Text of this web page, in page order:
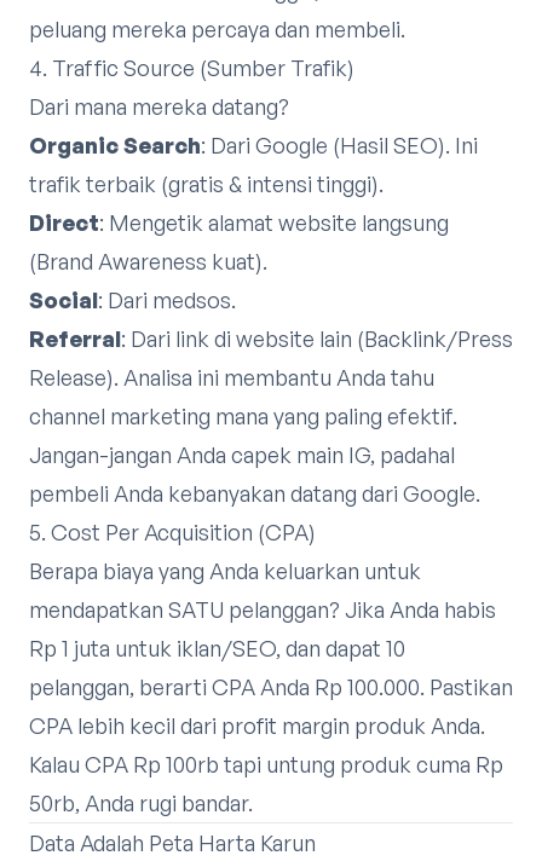
peluang mereka percaya dan membeli.
4. Traffic Source (Sumber Trafik)
Dari mana mereka datang?
Organic Search: Dari Google (Hasil SEO). Ini
trafik terbaik (gratis & intensi tinggi).
Direct: Mengetik alamat website langsung
(Brand Awareness kuat).
Social: Dari medsos.
Referral: Dari link di website lain (Backlink/Press
Release). Analisa ini membantu Anda tahu
channel marketing mana yang paling efektif.
Jangan-jangan Anda capek main IG, padahal
pembeli Anda kebanyakan datang dari Google.
5. Cost Per Acquisition (CPA)
Berapa biaya yang Anda keluarkan untuk
mendapatkan SATU pelanggan? Jika Anda habis
Rp 1 juta untuk iklan/SEO, dan dapat 10
pelanggan, berarti CPA Anda Rp 100.000. Pastikan
CPA lebih kecil dari profit margin produk Anda.
Kalau CPA Rp 100rb tapi untung produk cuma Rp
50rb, Anda rugi bandar.
Data Adalah Peta Harta Karun